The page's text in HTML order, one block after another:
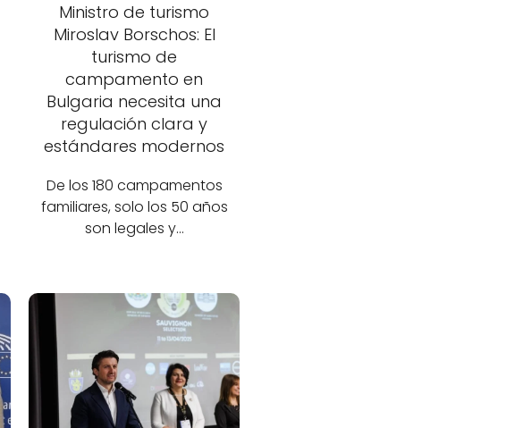
Ministro de turismo
Miroslav Borschos: El
turismo de
campamento en
Bulgaria necesita una
regulación clara y
estándares modernos
De los 180 campamentos
familiares, solo los 50 años
son legales y…